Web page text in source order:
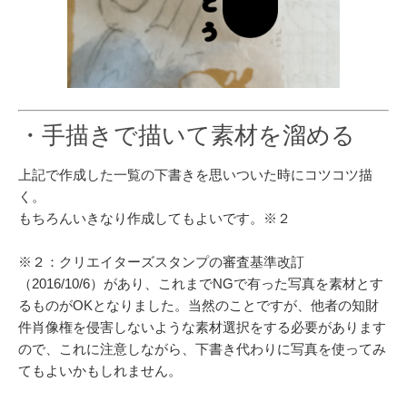
・手描きで描いて素材を溜める
上記で作成した一覧の下書きを思いついた時にコツコツ描
く。
もちろんいきなり作成してもよいです。※２
※２：クリエイターズスタンプの審査基準改訂
（2016/10/6）があり、これまでNGで有った写真を素材とす
るものがOKとなりました。当然のことですが、他者の知財
件肖像権を侵害しないような素材選択をする必要があります
ので、これに注意しながら、下書き代わりに写真を使ってみ
てもよいかもしれません。